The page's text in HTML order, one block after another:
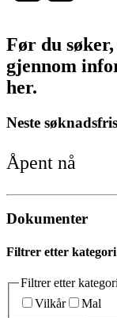
Før du
gjennom
her.
Neste
Åpent nå
Dokumenter
Filtrer etter kategori
Filtrer etter kategori
Vilkår
Mal